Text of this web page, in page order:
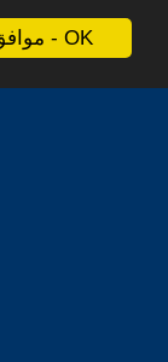
موافق - OK